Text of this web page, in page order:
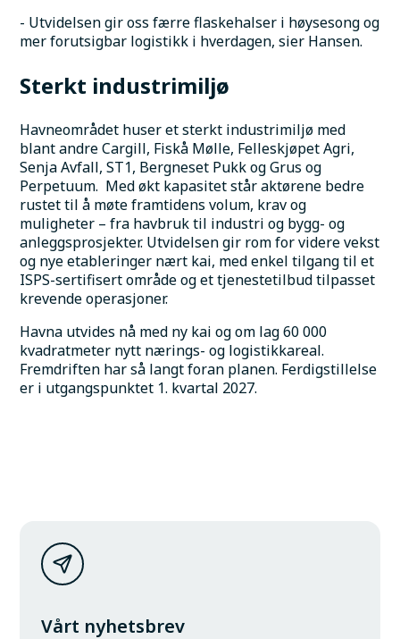
- Utvidelsen gir oss færre flaskehalser i høysesong og
mer forutsigbar logistikk i hverdagen, sier Hansen.
Sterkt industrimiljø
Havneområdet huser et sterkt industrimiljø med
blant andre Cargill, Fiskå Mølle, Felleskjøpet Agri,
Senja Avfall, ST1, Bergneset Pukk og Grus og
Perpetuum.  Med økt kapasitet står aktørene bedre
rustet til å møte framtidens volum, krav og
muligheter – fra havbruk til industri og bygg- og
anleggsprosjekter. Utvidelsen gir rom for videre vekst
og nye etableringer nært kai, med enkel tilgang til et
ISPS-sertifisert område og et tjenestetilbud tilpasset
krevende operasjoner.
Havna utvides nå med ny kai og om lag 60 000
kvadratmeter nytt nærings- og logistikkareal.
Fremdriften har så langt foran planen. Ferdigstillelse
er i utgangspunktet 1. kvartal 2027.
Vårt nyhetsbrev